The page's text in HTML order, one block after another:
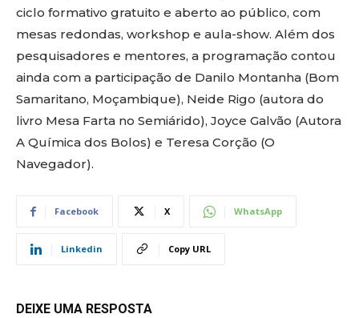
ciclo formativo gratuito e aberto ao público, com
mesas redondas, workshop e aula-show. Além dos
pesquisadores e mentores, a programação contou
ainda com a participação de Danilo Montanha (Bom
Samaritano, Moçambique), Neide Rigo (autora do
livro Mesa Farta no Semiárido), Joyce Galvão (Autora
A Química dos Bolos) e Teresa Corção (O
Navegador).
Facebook X WhatsApp
Linkedin Copy URL
DEIXE UMA RESPOSTA